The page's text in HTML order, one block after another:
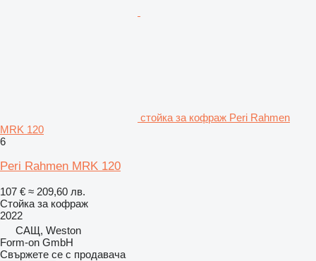
стойка за кофраж Peri Rahmen
MRK 120
6
Peri Rahmen MRK 120
107 € ≈ 209,60 лв.
Стойка за кофраж
2022
САЩ, Weston
Form-on GmbH
Свържете се с продавача